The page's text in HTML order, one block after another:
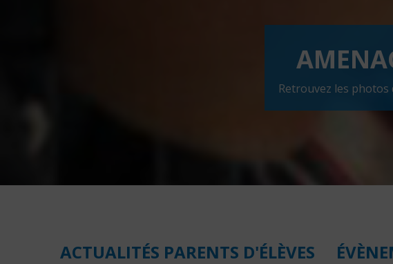
Retrouvez les photos
ACTUALITÉS PARENTS D'ÉLÈVES